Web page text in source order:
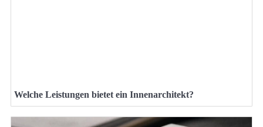
Welche Leistungen bietet ein Innenarchitekt?